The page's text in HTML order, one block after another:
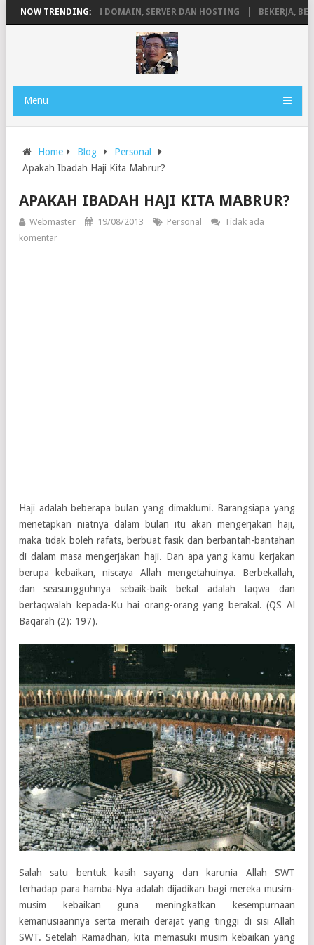
NOW TRENDING:
PENGERTIAN DOMAIN, SERVER DAN HOSTING BEKERJA,
Menu
Home Blog
Personal
Apakah Ibadah Haji Kita Mabrur?
APAKAH IBADAH HAJI KITA MABRUR?
Webmaster 19/08/2013 Personal
Tidak ada
komentar
Haji adalah beberapa bulan yang dimaklumi. Barangsiapa yang
menetapkan niatnya dalam bulan itu akan mengerjakan haji,
maka tidak boleh rafats, berbuat fasik dan berbantah-bantahan
di dalam masa mengerjakan haji. Dan apa yang kamu kerjakan
berupa kebaikan, niscaya Allah mengetahuinya. Berbekallah,
dan seasungguhnya sebaik-baik bekal adalah taqwa dan
bertaqwalah kepada-Ku hai orang-orang yang berakal. (QS Al
Baqarah (2): 197).
Salah satu bentuk kasih sayang dan karunia Allah SWT
terhadap para hamba-Nya adalah dijadikan bagi mereka musim-
musim kebaikan guna meningkatkan kesempurnaan
kemanusiaannya serta meraih derajat yang tinggi di sisi Allah
SWT. Setelah Ramadhan, kita memasuki musim kebaikan yang